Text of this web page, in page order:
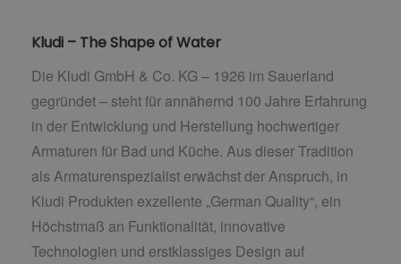
Kludi – The Shape of Water
Die Kludi GmbH & Co. KG – 1926 im Sauerland
gegründet – steht für annähernd 100 Jahre Erfahrung
in der Entwicklung und Herstellung hochwertiger
Armaturen für Bad und Küche. Aus dieser Tradition
als Armaturenspezialist erwächst der Anspruch, in
Kludi Produkten exzellente „German Quality“, ein
Höchstmaß an Funktionalität, innovative
Technologien und erstklassiges Design auf